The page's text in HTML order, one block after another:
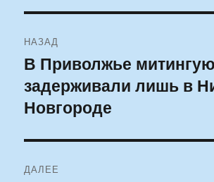
по
записям
НАЗАД
Предыдущая
запись:
В Приволжье
задерживали лишь в
Новгороде
ДАЛЕЕ